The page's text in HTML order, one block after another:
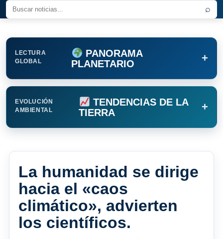
⌕
LECTURA
GLOBAL
PANORAMA
PLANETARIO
+
EVOLUCIÓN
AMBIENTAL
TENDENCIAS DE LA
TIERRA
+
La humanidad se dirige
hacia el «caos
climático», advierten
los científicos.